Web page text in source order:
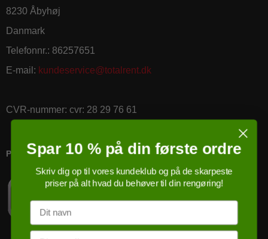
8230 Åbyhøj
Danmark
Telefonnr.: 86257651
E-mail : kundeservice@totalrent.dk
CVR-nummer: cvr: 28 29 76 61
PRICERUNNER KØBSGARANTI
Spar 10 % på din første ordre
Skriv dig op til vores kundeklub og på de skarpeste
priser på alt hvad du behøver til din rengøring!
Navn
Email